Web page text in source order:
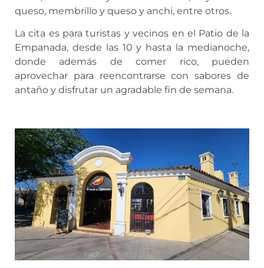
queso, membrillo y queso y anchi, entre otros.
La cita es para turistas y vecinos en el Patio de la
Empanada, desde las 10 y hasta la medianoche,
donde además de comer rico, pueden
aprovechar para reencontrarse con sabores de
antaño y disfrutar un agradable fin de semana.